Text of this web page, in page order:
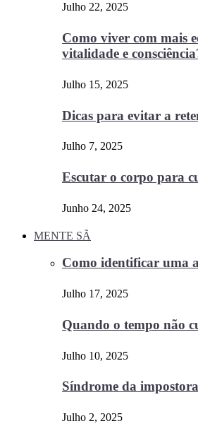
Julho 22, 2025
Como viver com mais
vitalidade e
Julho 15, 2025
Dicas para evitar a
Julho 7, 2025
Escutar o corpo para
Junho 24, 2025
MENTE SÃ
Como identificar uma
Julho 17, 2025
Quando o tempo não
Julho 10, 2025
Síndrome da impostora
Julho 2, 2025